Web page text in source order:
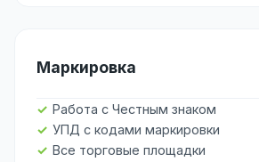
Маркировка
Работа с Честным знаком
УПД с кодами маркировки
Все торговые площадки